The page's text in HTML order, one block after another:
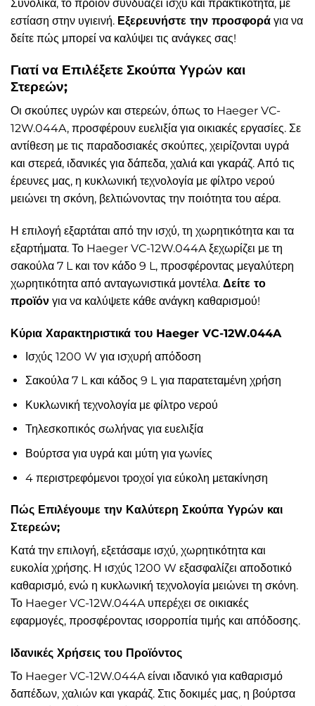
Συνολικά, το προϊόν συνδυάζει ισχύ και πρακτικότητα, με
εστίαση στην υγιεινή. Εξερευνήστε την προσφορά για να
δείτε πώς μπορεί να καλύψει τις ανάγκες σας!
Γιατί να Επιλέξετε Σκούπα Υγρών και
Στερεών;
Οι σκούπες υγρών και στερεών, όπως το Haeger VC-
12W.044A, προσφέρουν ευελιξία για οικιακές εργασίες. Σε
αντίθεση με τις παραδοσιακές σκούπες, χειρίζονται υγρά
και στερεά, ιδανικές για δάπεδα, χαλιά και γκαράζ. Από τις
έρευνες μας, η κυκλωνική τεχνολογία με φίλτρο νερού
μειώνει τη σκόνη, βελτιώνοντας την ποιότητα του αέρα.
Η επιλογή εξαρτάται από την ισχύ, τη χωρητικότητα και τα
εξαρτήματα. Το Haeger VC-12W.044A ξεχωρίζει με τη
σακούλα 7 L και τον κάδο 9 L, προσφέροντας μεγαλύτερη
χωρητικότητα από ανταγωνιστικά μοντέλα. Δείτε το
προϊόν για να καλύψετε κάθε ανάγκη καθαρισμού!
Κύρια Χαρακτηριστικά του Haeger VC-12W.044A
Ισχύς 1200 W για ισχυρή απόδοση
Σακούλα 7 L και κάδος 9 L για παρατεταμένη χρήση
Κυκλωνική τεχνολογία με φίλτρο νερού
Τηλεσκοπικός σωλήνας για ευελιξία
Βούρτσα για υγρά και μύτη για γωνίες
4 περιστρεφόμενοι τροχοί για εύκολη μετακίνηση
Πώς Επιλέγουμε την Καλύτερη Σκούπα Υγρών και
Στερεών;
Κατά την επιλογή, εξετάσαμε ισχύ, χωρητικότητα και
ευκολία χρήσης. Η ισχύς 1200 W εξασφαλίζει αποδοτικό
καθαρισμό, ενώ η κυκλωνική τεχνολογία μειώνει τη σκόνη.
Το Haeger VC-12W.044A υπερέχει σε οικιακές
εφαρμογές, προσφέροντας ισορροπία τιμής και απόδοσης.
Ιδανικές Χρήσεις του Προϊόντος
Το Haeger VC-12W.044A είναι ιδανικό για καθαρισμό
δαπέδων, χαλιών και γκαράζ. Στις δοκιμές μας, η βούρτσα